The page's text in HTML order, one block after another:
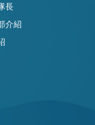
長
介紹